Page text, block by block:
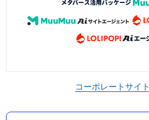
コーポレートサイト